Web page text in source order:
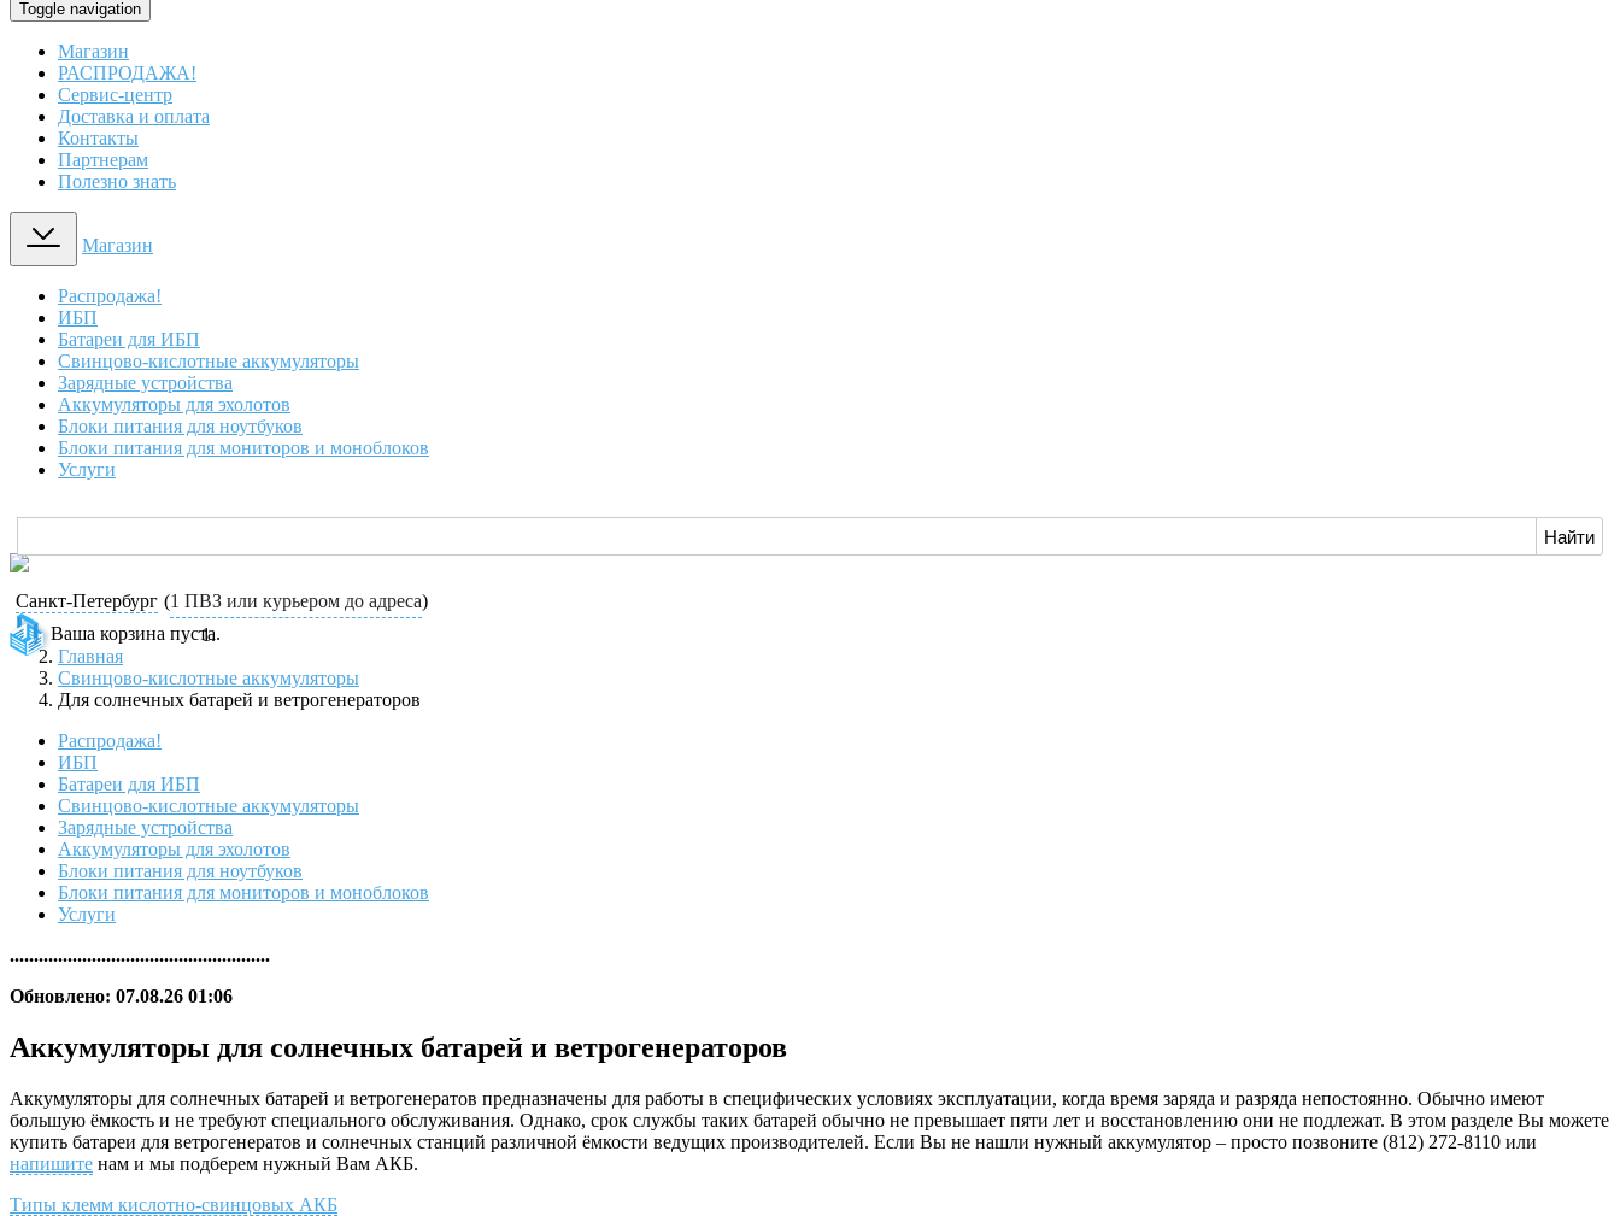
Toggle navigation
Магазин
РАСПРОДАЖА!
Сервис-центр
Доставка и оплата
Контакты
Партнерам
Полезно знать
Магазин
Распродажа!
ИБП
Батареи для ИБП
Свинцово-кислотные аккумуляторы
Зарядные устройства
Аккумуляторы для эхолотов
Блоки питания для ноутбуков
Блоки питания для мониторов и моноблоков
Услуги
Санкт-Петербург (1 ПВЗ или курьером до адреса)
Ваша корзина пуста.
Главная
Свинцово-кислотные аккумуляторы
Для солнечных батарей и ветрогенераторов
Распродажа!
ИБП
Батареи для ИБП
Свинцово-кислотные аккумуляторы
Зарядные устройства
Аккумуляторы для эхолотов
Блоки питания для ноутбуков
Блоки питания для мониторов и моноблоков
Услуги
......................................................
Обновлено: 07.08.26 01:06
Аккумуляторы для солнечных батарей и ветрогенераторов
Аккумуляторы для солнечных батарей и ветрогенератов предназначены для работы в специфических условиях эксплуатации, когда время заряда и разряда непостоянно. Обычно имеют
большую ёмкость и не требуют специального обслуживания. Однако, срок службы таких батарей обычно не превышает пяти лет и восстановлению они не подлежат. В этом разделе Вы можете
купить батареи для ветрогенератов и солнечных станций различной ёмкости ведущих производителей. Если Вы не нашли нужный аккумулятор – просто позвоните (812) 272-8110 или
напишите нам и мы подберем нужный Вам АКБ.
Типы клемм кислотно-свинцовых АКБ